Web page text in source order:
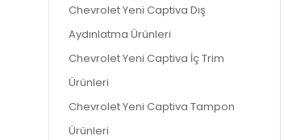
Chevrolet Yeni Captiva Dış
Aydınlatma Ürünleri
Chevrolet Yeni Captiva İç Trim
Ürünleri
Chevrolet Yeni Captiva Tampon
Ürünleri